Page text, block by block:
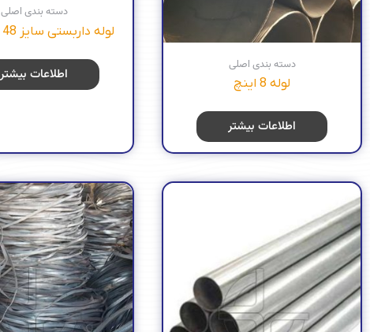
دسته بندی اصلی
لوله 8 اینچ
اطلاعات بیشتر
دسته بندی اصلی
لوله داربستی سایز 48 میلی متر
اطلاعات بیشتر